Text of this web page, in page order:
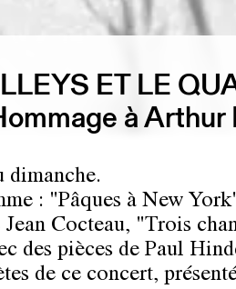
ET LE
à
dimanche.
: "Pâques à New
Jean Cocteau, "Trois
des pièces de Paul
de ce concert,